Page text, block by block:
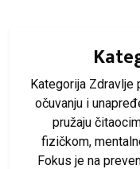
Kategorija
očuvanju i
pružaju
fizičkom,
Fokus je na